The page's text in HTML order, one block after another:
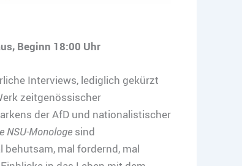
Beginn 18:00 Uhr
Interviews, lediglich gekürzt
zeitgenössischer
der AfD und nationalistischer
NSU-Monologesind
mal fordernd, mal